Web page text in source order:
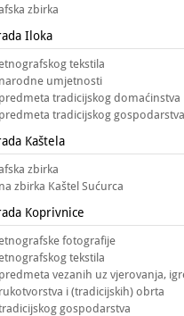
zbirka
Iloka
tekstila
umjetnosti
tradicijskog domaćinstva
tradicijskog gospodarstva
Kaštela
zbirka
zbirka Kaštel Sućurca
Koprivnice
fotografije
tekstila
vezanih uz vjerovanja,
i (tradicijskih) obrta
gospodarstva